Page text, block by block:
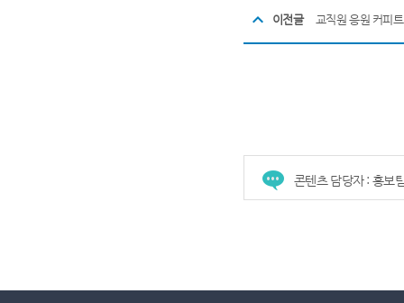
이전글 교직원 응원 커피
콘텐츠 담당자 : 홍보